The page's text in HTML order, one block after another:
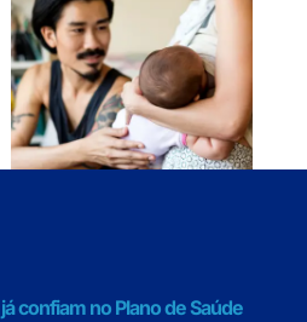
confiam no Plano de Saúde